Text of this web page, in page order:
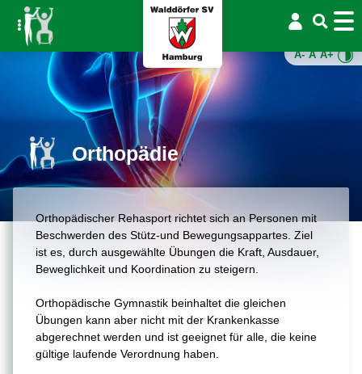
A- A A+
Orthopädie
Orthopädischer Rehasport richtet sich an Personen mit
Beschwerden des Stütz-und Bewegungsappartes. Ziel
ist es, durch ausgewählte Übungen die Kraft, Ausdauer,
Beweglichkeit und Koordination zu steigern.
Orthopädische Gymnastik beinhaltet die gleichen
Übungen kann aber nicht mit der Krankenkasse
abgerechnet werden und ist geeignet für alle, die keine
gültige laufende Verordnung haben.